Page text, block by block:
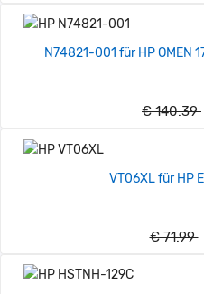
N74821-001 für HP OMEN
€ 140.39
VT06XL für HP
€ 71.99